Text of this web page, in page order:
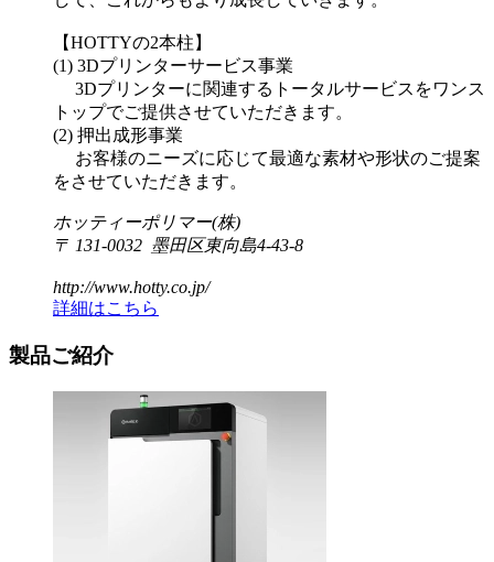
【HOTTYの2本柱】
(1) 3Dプリンターサービス事業
3Dプリンターに関連するトータルサービスをワンス
トップでご提供させていただきます。
(2) 押出成形事業
お客様のニーズに応じて最適な素材や形状のご提案
をさせていただきます。
ホッティーポリマー(株)
〒 131-0032 墨田区東向島4-43-8
http://www.hotty.co.jp/
詳細はこちら
製品ご紹介